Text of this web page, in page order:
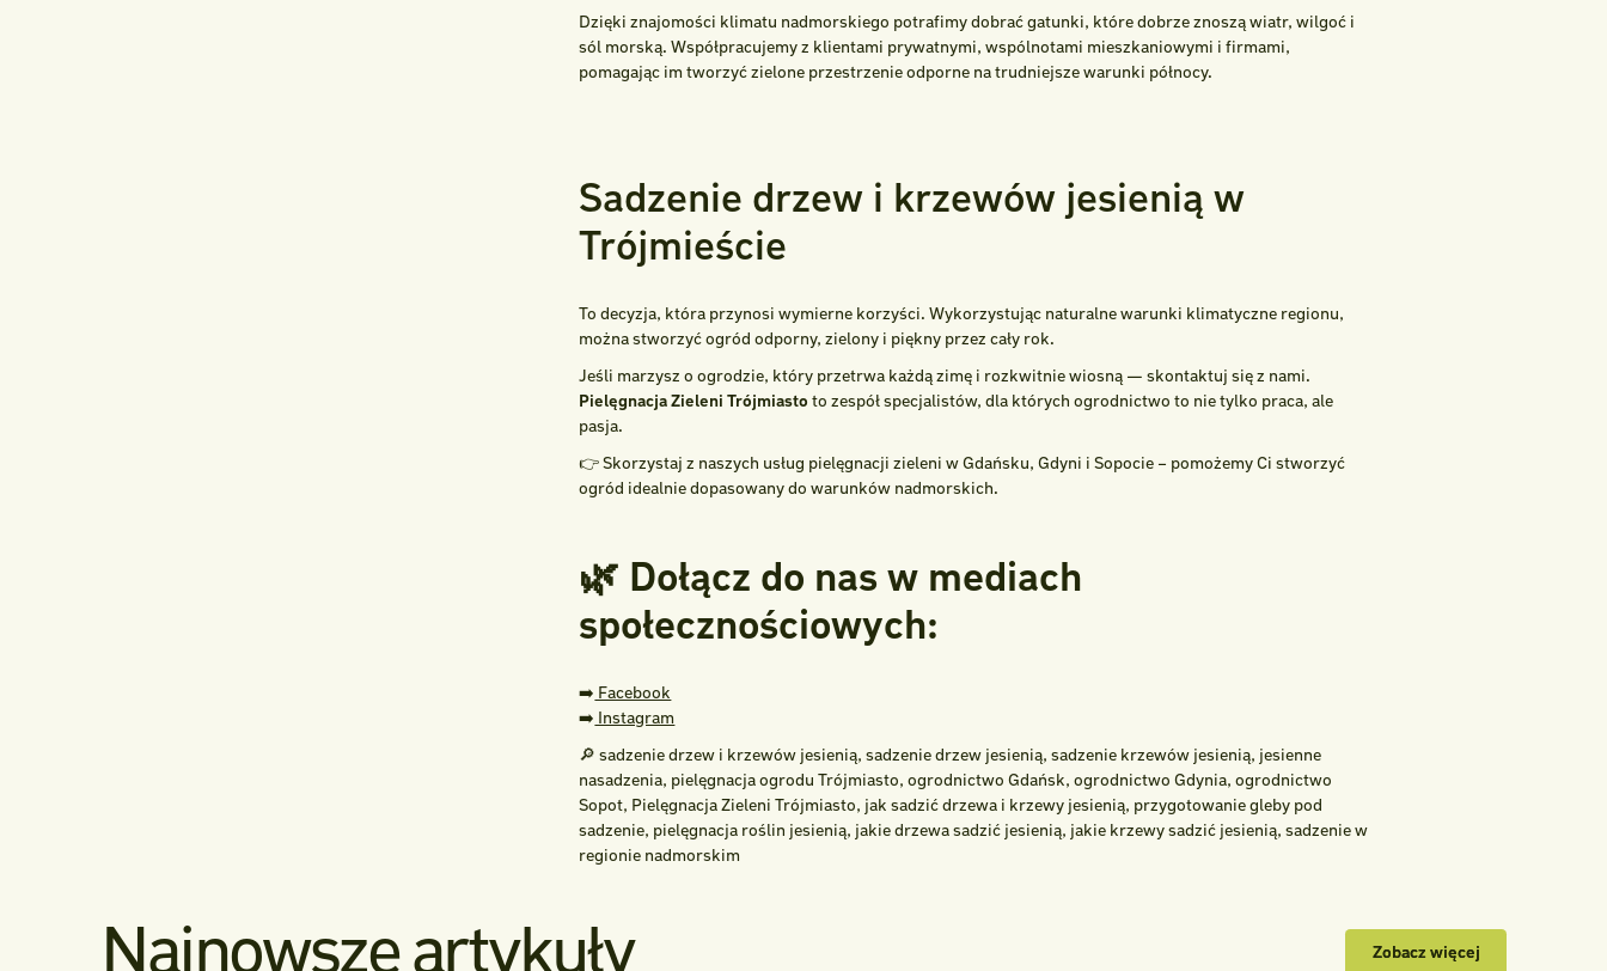
Dzięki znajomości klimatu nadmorskiego potrafimy dobrać gatunki, które dobrze znoszą wiatr, wilgoć i
sól morską. Współpracujemy z klientami prywatnymi, wspólnotami mieszkaniowymi i firmami,
pomagając im tworzyć zielone przestrzenie odporne na trudniejsze warunki północy.
Sadzenie drzew i krzewów jesienią w
Trójmieście
To decyzja, która przynosi wymierne korzyści. Wykorzystując naturalne warunki klimatyczne regionu,
można stworzyć ogród odporny, zielony i piękny przez cały rok.
Jeśli marzysz o ogrodzie, który przetrwa każdą zimę i rozkwitnie wiosną — skontaktuj się z nami.
Pielęgnacja Zieleni Trójmiasto to zespół specjalistów, dla których ogrodnictwo to nie tylko praca, ale
pasja.
👉 Skorzystaj z naszych usług pielęgnacji zieleni w Gdańsku, Gdyni i Sopocie – pomożemy Ci stworzyć
ogród idealnie dopasowany do warunków nadmorskich.
🌿 Dołącz do nas w mediach
społecznościowych:
➡️ Facebook
➡️
Instagram
🔎 sadzenie drzew i krzewów jesienią, sadzenie drzew jesienią, sadzenie krzewów jesienią, jesienne
nasadzenia, pielęgnacja ogrodu Trójmiasto, ogrodnictwo Gdańsk, ogrodnictwo Gdynia, ogrodnictwo
Sopot, Pielęgnacja Zieleni Trójmiasto, jak sadzić drzewa i krzewy jesienią, przygotowanie gleby pod
sadzenie, pielęgnacja roślin jesienią, jakie drzewa sadzić jesienią, jakie krzewy sadzić jesienią, sadzenie w
regionie nadmorskim
Najnowsze artykuły Zobacz więcej
Zobacz więcej